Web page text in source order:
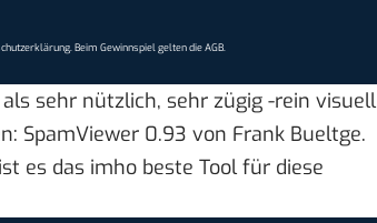
. Beim Gewinnspiel gelten dieAGB.
sehr nützlich, sehr zügig -rein visuell
SpamViewer 0.93 von Frank Bueltge.
es das imho beste Tool für diese